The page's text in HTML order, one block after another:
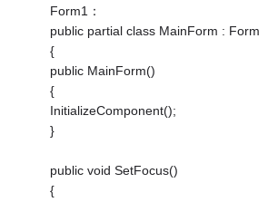
Form1：
public partial class MainForm : Form
{
public MainForm()
{
InitializeComponent();
}
public void SetFocus()
{